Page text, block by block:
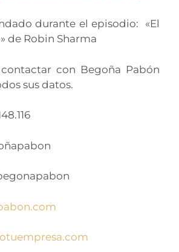
durante el episodio: «El
de Robin Sharma
con Begoña Pabón
sus datos.